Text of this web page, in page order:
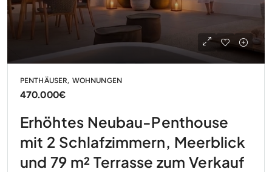
PENTHÄUSER, WOHNUNGEN
470.000€
Erhöhtes Neubau-Penthouse
mit 2 Schlafzimmern, Meerblick
und 79 m² Terrasse zum Verkauf